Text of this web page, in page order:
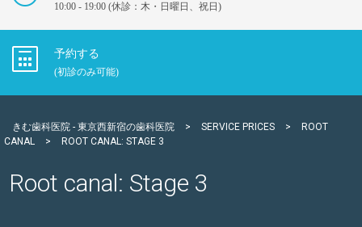
10:00 - 19:00 (休診：木・日曜日、祝日)
予約する
(初診のみ可能)
きむ歯科医院 - 東京西新宿の歯科医院 > SERVICE PRICES >
ROOT
CANAL
> ROOT CANAL: STAGE 3
Root canal: Stage 3